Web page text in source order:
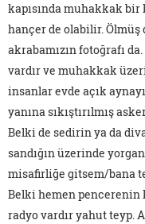
kapısında muhakkak
hançer de olabilir. Ölmüş
akrabamızın fotoğrafı
vardır ve muhakkak
insanlar evde açık
yanına sıkıştırılmış
Belki de sedirin ya da
sandığın üzerinde
misafirliğe gitsem/bana
Belki hemen pencerenin
radyo vardır yahut teyp.